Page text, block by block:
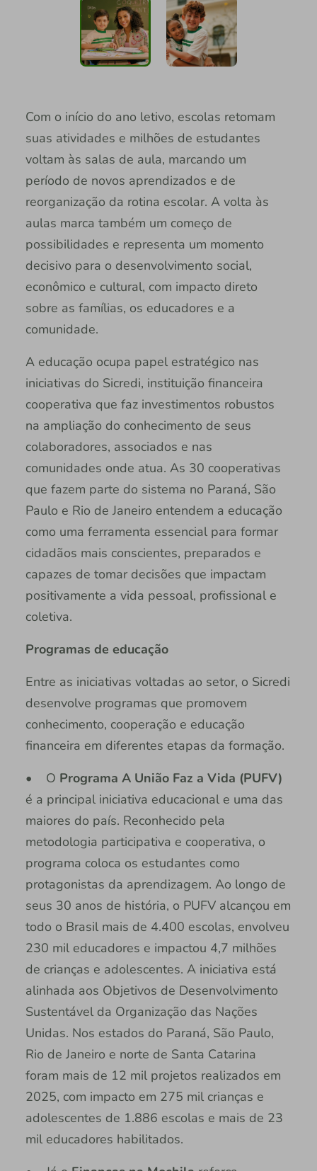
Com o início do ano letivo, escolas retomam
suas atividades e milhões de estudantes
voltam às salas de aula, marcando um
período de novos aprendizados e de
reorganização da rotina escolar. A volta às
aulas marca também um começo de
possibilidades e representa um momento
decisivo para o desenvolvimento social,
econômico e cultural, com impacto direto
sobre as famílias, os educadores e a
comunidade.
A educação ocupa papel estratégico nas
iniciativas do Sicredi, instituição financeira
cooperativa que faz investimentos robustos
na ampliação do conhecimento de seus
colaboradores, associados e nas
comunidades onde atua. As 30 cooperativas
que fazem parte do sistema no Paraná, São
Paulo e Rio de Janeiro entendem a educação
como uma ferramenta essencial para formar
cidadãos mais conscientes, preparados e
capazes de tomar decisões que impactam
positivamente a vida pessoal, profissional e
coletiva.
Programas de educação
Entre as iniciativas voltadas ao setor, o Sicredi
desenvolve programas que promovem
conhecimento, cooperação e educação
financeira em diferentes etapas da formação.
• O Programa A União Faz a Vida (PUFV)
é a principal iniciativa educacional e uma das
maiores do país. Reconhecido pela
metodologia participativa e cooperativa, o
programa coloca os estudantes como
protagonistas da aprendizagem. Ao longo de
seus 30 anos de história, o PUFV alcançou em
todo o Brasil mais de 4.400 escolas, envolveu
230 mil educadores e impactou 4,7 milhões
de crianças e adolescentes. A iniciativa está
alinhada aos Objetivos de Desenvolvimento
Sustentável da Organização das Nações
Unidas. Nos estados do Paraná, São Paulo,
Rio de Janeiro e norte de Santa Catarina
foram mais de 12 mil projetos realizados em
2025, com impacto em 275 mil crianças e
adolescentes de 1.886 escolas e mais de 23
mil educadores habilitados.